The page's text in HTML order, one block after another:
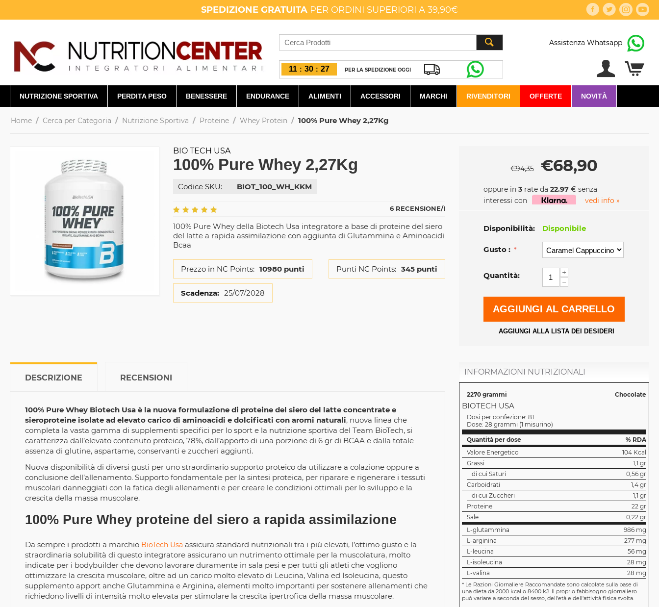
SPEDIZIONE GRATUITA PER ORDINI SUPERIORI A 39,90€
11 : 30 : 27 PER LA SPEDIZIONE OGGI
Assistenza Whatsapp
NUTRIZIONE SPORTIVA PERDITA PESO BENESSERE ENDURANCE ALIMENTI ACCESSORI MARCHI RIVENDITORI OFFERTE NOVITÀ
Home / Cerca per Categoria / Nutrizione Sportiva / Proteine / Whey Protein / 100% Pure Whey 2,27Kg
BIO TECH USA
100% Pure Whey 2,27Kg
Codice SKU: BIOT_100_WH_KKM
6 RECENSIONE/I
100% Pure Whey della Biotech Usa integratore a base di proteine del siero
del latte a rapida assimilazione con aggiunta di Glutammina e Aminoacidi
Bcaa
Prezzo in NC Points: 10980 punti Punti NC Points: 345 punti
Scadenza: 25/07/2028
€94,35 €68,90
oppure in 3rate da 22.97€ senza
interessi con
vedi info »
Disponibilità: Disponibile
Gusto :
Quantità:
+
−
AGGIUNGI AL CARRELLO
AGGIUNGI ALLA LISTA DEI DESIDERI
DESCRIZIONE RECENSIONI
100% Pure Whey Biotech Usa è la nuova formulazione di proteine del siero del latte concentrate e
sieroproteine isolate ad elevato carico di aminoacidi e dolcificati con aromi naturali, nuova linea che
completa la vasta gamma di supplementi specifici per lo sport e la nutrizione sportiva del Team BioTech, si
caratterizza dall’elevato contenuto proteico, 78%, dall’apporto di una porzione di 6 gr di BCAA e dalla totale
assenza di glutine, aspartame, conservanti e zuccheri aggiunti.
Nuova disponibilità di diversi gusti per uno straordinario supporto proteico da utilizzare a colazione oppure a
conclusione dell’allenamento. Supporto fondamentale per la sintesi proteica, per riparare e rigenerare i tessuti
muscolari danneggiati con la fatica degli allenamenti e per creare le condizioni ottimali per lo sviluppo e la
crescita della massa muscolare.
100% Pure Whey proteine del siero a rapida assimilazione
Da sempre i prodotti a marchio BioTech Usa assicura standard nutrizionali tra i più elevati, l’ottimo gusto e la
straordinaria solubilità di questo integratore assicurano un nutrimento ottimale per la muscolatura, molto
indicate per i bodybuilder che devono lavorare duramente in sala pesi e per tutti gli atleti che vogliono
ottimizzare la crescita muscolare, oltre ad un carico molto elevato di Leucina, Valina ed Isoleucina, questo
supplemento apport anche Glutammina e Arginina, elementi molto importanti per sostenere allenamenti che
richiedono livelli di intensità molto elevata per stimolare la crescita ipertrofica della massa muscolare.
INFORMAZIONI NUTRIZIONALI
2270 grammi Chocolate
BIOTECH USA
Dosi per confezione: 81
Dose: 28 grammi (1 misurino)
Quantità per dose
% RDA
Valore Energetico
104 Kcal
Grassi
1,1 gr
di cui Saturi
0,56 gr
Carboidrati
1,4 gr
di cui Zuccheri
1,1 gr
Proteine
22 gr
Sale
0,22 gr
L-glutammina
986 mg
L-arginina
277 mg
L-leucina
56 mg
L-isoleucina
28 mg
L-valina
28 mg
*Le Razioni Giornaliere Raccomandate sono calcolate sulla base di
una dieta da 2000 kcal o 8400 kJ. Il proprio fabbisogno giornaliero
può variare a seconda del sesso, dell'età e dell'attività fisica svolta.